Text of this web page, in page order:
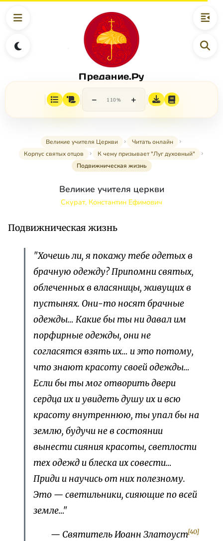
Предание.Ру
− 110% +
Великие учителя Церкви
Читать онлайн
Корпус святых отцов
К чему призывает "Луг духовный"
Подвижническая жизнь
Великие учителя церкви
Скурат, Константин Ефимович
Подвижническая жизнь
"Хочешь ли, я покажу тебе одетых в
брачную одежду? Припомни святых,
облеченных в власяницы, живущих в
пустынях. Они-то носят брачные
одежды… Какие бы ты ни давал им
порфирные одежды, они не
согласятся взять их… и это потому,
что знают красоту своей одежды…
Если бы ты мог отворить двери
сердца их и увидеть душу их и всю
красоту внутреннюю, ты упал бы на
землю, будучи не в состоянии
вынести сияния красоты, светлости
тех одежд и блеска их совести…
Приди и научись от них полезному.
Это — светильники, сияющие по всей
земле…"
— Святитель Иоанн Златоуст[40]